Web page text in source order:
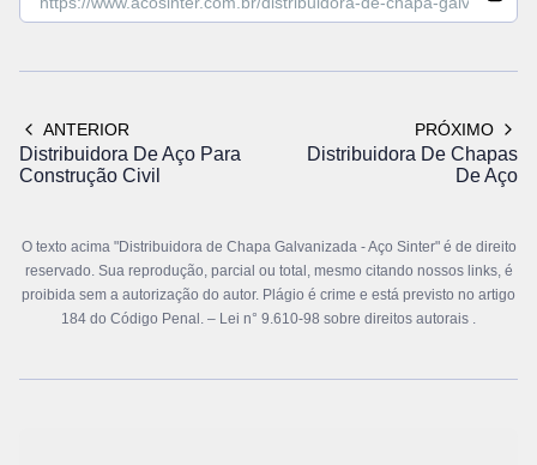
ANTERIOR
Distribuidora De Aço Para
Construção Civil
PRÓXIMO
Distribuidora De Chapas
De Aço
O texto acima "Distribuidora de Chapa Galvanizada - Aço Sinter" é de direito
reservado. Sua reprodução, parcial ou total, mesmo citando nossos links, é
proibida sem a autorização do autor. Plágio é crime e está previsto no artigo
184 do Código Penal. – Lei n° 9.610-98 sobre direitos autorais .